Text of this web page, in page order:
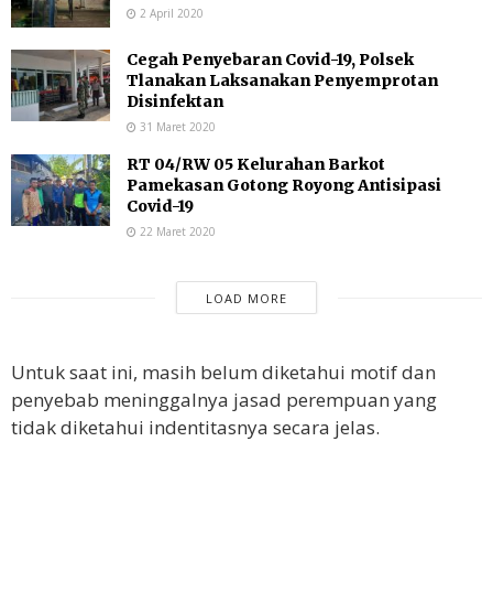
2 April 2020
Cegah Penyebaran Covid-19, Polsek
Tlanakan Laksanakan Penyemprotan
Disinfektan
31 Maret 2020
RT 04/RW 05 Kelurahan Barkot
Pamekasan Gotong Royong Antisipasi
Covid-19
22 Maret 2020
LOAD MORE
Untuk saat ini, masih belum diketahui motif dan
penyebab meninggalnya jasad perempuan yang
tidak diketahui indentitasnya secara jelas.